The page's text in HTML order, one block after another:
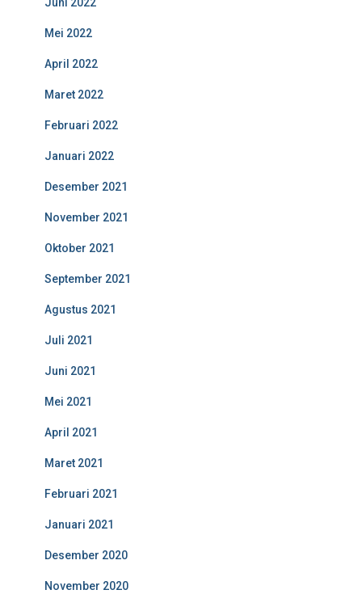
Juni 2022
Mei 2022
April 2022
Maret 2022
Februari 2022
Januari 2022
Desember 2021
November 2021
Oktober 2021
September 2021
Agustus 2021
Juli 2021
Juni 2021
Mei 2021
April 2021
Maret 2021
Februari 2021
Januari 2021
Desember 2020
November 2020